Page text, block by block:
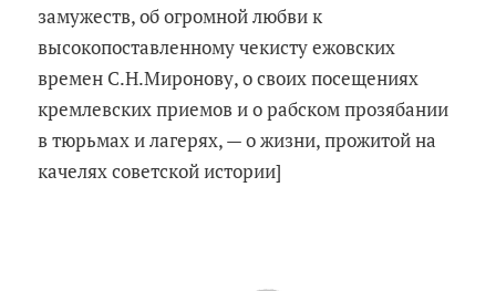
замужеств, об огромной любви к
высокопоставленному чекисту ежовских
времен С.Н.Миронову, о своих посещениях
кремлевских приемов и о рабском прозябании
в тюрьмах и лагерях, — о жизни, прожитой на
качелях советской истории]